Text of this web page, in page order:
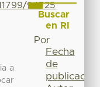
94725
a
Buscar
en RI
Por
Fecha
de
publicación